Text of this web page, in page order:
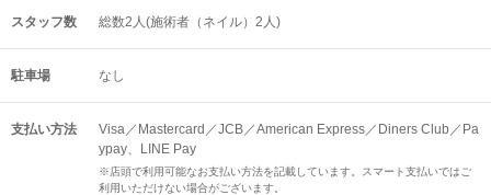
スタッフ数 総数2人(施術者（ネイル）2人)
駐車場 なし
支払い方法
Visa／Mastercard／JCB／American Express／Diners Club／Pa
ypay、LINE Pay
※店頭で利用可能なお支払い方法を記載しています。スマート支払いではご
利用いただけない場合がございます。